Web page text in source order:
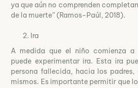
ya que aún no comprenden
de la muerte” (Ramos-Paúl, 2018).
Ira
A medida que el niño comienza
puede experimentar ira. Esta ira
persona fallecida, hacia los
mismos. Es importante permitir que